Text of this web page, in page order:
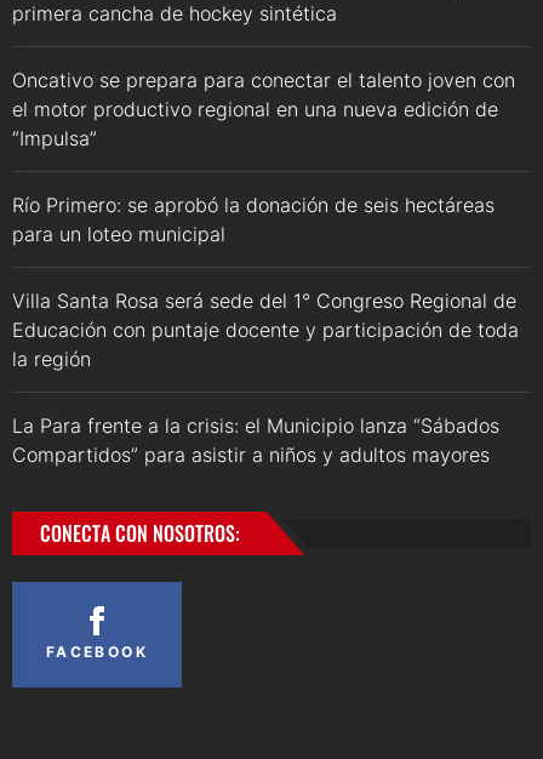
primera cancha de hockey sintética
Oncativo se prepara para conectar el talento joven con
el motor productivo regional en una nueva edición de
“Impulsa”
Río Primero: se aprobó la donación de seis hectáreas
para un loteo municipal
Villa Santa Rosa será sede del 1° Congreso Regional de
Educación con puntaje docente y participación de toda
la región
La Para frente a la crisis: el Municipio lanza “Sábados
Compartidos” para asistir a niños y adultos mayores
CONECTA CON NOSOTROS:
FACEBOOK